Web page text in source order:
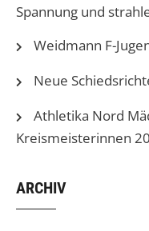
Spannung und
Weidmann F-
Neue
Athletika Nord
Kreismeisterinnen
ARCHIV